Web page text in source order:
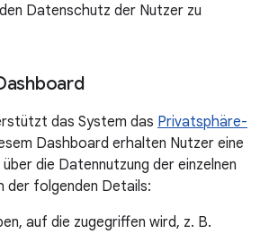
Datenschutz der Nutzer zu
das System das Privatsphäre-
Dashboard erhalten Nutzer eine
die Datennutzung der einzelnen
der folgenden Details:
auf die zugegriffen wird, z. B.